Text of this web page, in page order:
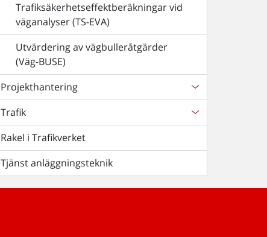
Trafiksäkerhetseffektberäkningar vid
väganalyser (TS-EVA)
Utvärdering av vägbulleråtgärder
(Väg-BUSE)
Projekthantering
Trafik
Rakel i Trafikverket
Tjänst anläggningsteknik